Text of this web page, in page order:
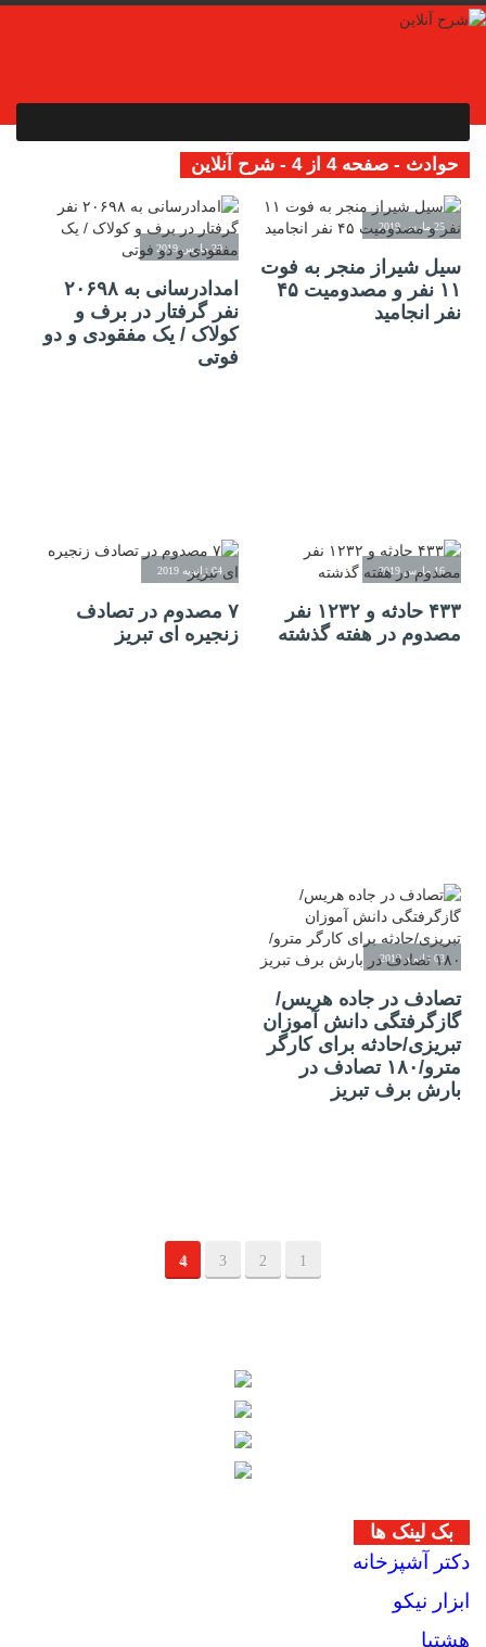
حوادث - صفحه 4 از 4 - شرح آنلاین
25 مارس 2019
سیل شیراز منجر به فوت
۱۱ نفر و مصدومیت ۴۵
نفر انجامید
20 مارس 2019
امدادرسانی به ۲۰۶۹۸
نفر گرفتار در برف و
کولاک / یک مفقودی و دو
فوتی
16 مارس 2019
۴۳۳ حادثه و ۱۲۳۲ نفر
مصدوم در هفته گذشته
04 ژانویه 2019
۷ مصدوم در تصادف
زنجیره ای تبریز
03 ژانویه 2019
تصادف در جاده هریس/
گازگرفتگی دانش آموزان
تبریزی/حادثه برای کارگر
مترو/۱۸۰ تصادف در
بارش برف تبریز
1
2
3
4
بک لینک ها
دکتر آشپزخانه
ابزار نیکو
هشتیا